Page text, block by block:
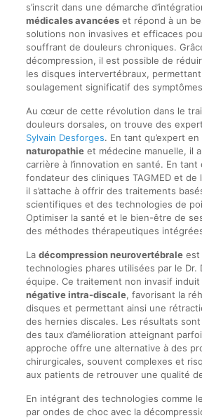
s’inscrit dans une démarche
médicales avancéeset répond à un
solutions non invasives et efficaces
souffrant de douleurs chroniques.
décompression, il est possible de
les disques intervertébraux,
soulagement significatif des
Au cœur de cette révolution dans le
douleurs dorsales, on trouve des
Sylvain Desforges. En tant qu’expert en
naturopathieet médecine manuelle, il
carrière à l’innovation en santé. En
fondateur des cliniques TAGMED et de
il s’attache à offrir des traitements
scientifiques et des technologies de
Optimiser la santé et le bien-être de
des méthodes thérapeutiques
La décompression neurovertébraleest
technologies phares utilisées par le Dr.
équipe. Ce traitement non invasif induit
négative intra-discale, favorisant la
disques et permettant ainsi une
des hernies discales. Les résultats
des taux d’amélioration atteignant
approche offre une alternative à des
chirurgicales, souvent complexes et
aux patients de retrouver une qualité
En intégrant des technologies comme
par ondes de choc avec la